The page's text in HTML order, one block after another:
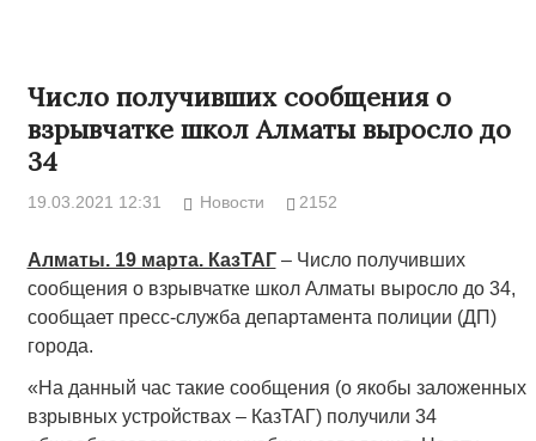
Число получивших сообщения о
взрывчатке школ Алматы выросло до
34
19.03.2021 12:31 Новости 2152
Алматы. 19 марта. КазТАГ – Число получивших
сообщения о взрывчатке школ Алматы выросло до 34,
сообщает пресс-служба департамента полиции (ДП)
города.
«На данный час такие сообщения (о якобы заложенных
взрывных устройствах – КазТАГ) получили 34